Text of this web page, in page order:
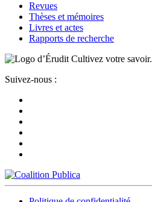
Revues
Thèses et mémoires
Livres et actes
Rapports de recherche
Cultivez votre savoir.
Suivez-nous :